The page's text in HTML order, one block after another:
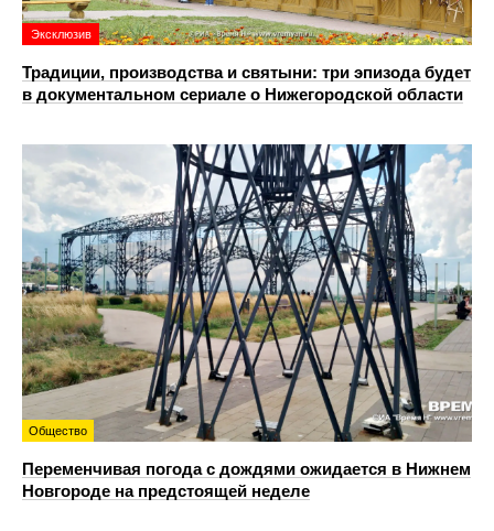
Эксклюзив
Традиции, производства и святыни: три эпизода будет
в документальном сериале о Нижегородской области
Общество
Переменчивая погода с дождями ожидается в Нижнем
Новгороде на предстоящей неделе